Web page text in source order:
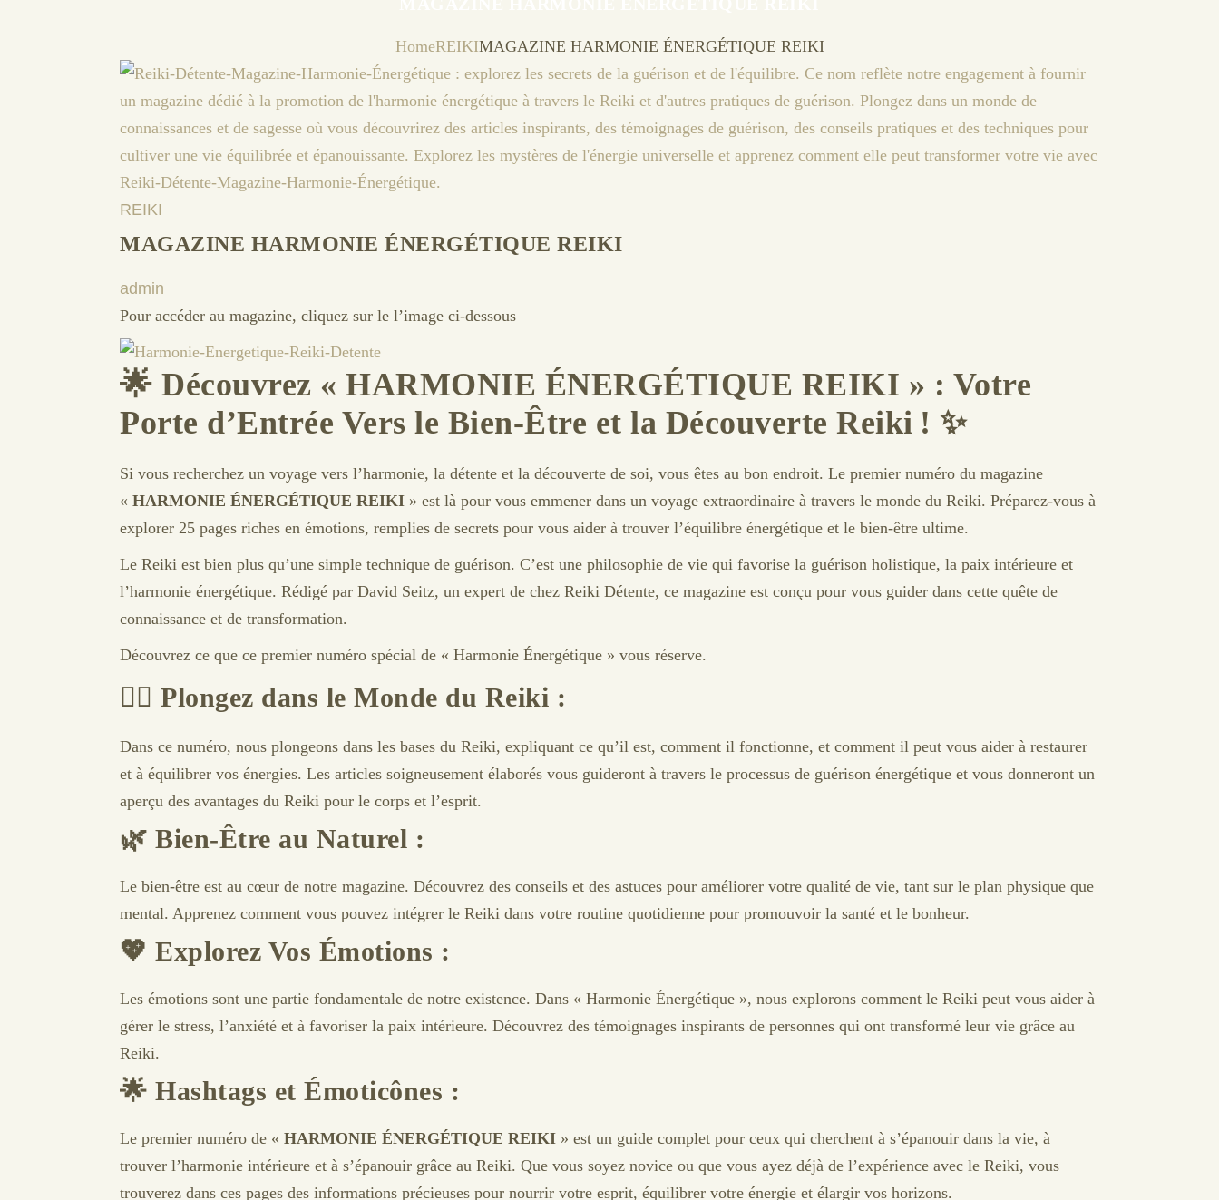
HomeREIKIMAGAZINE HARMONIE ÉNERGÉTIQUE REIKI
REIKI
MAGAZINE HARMONIE ÉNERGÉTIQUE REIKI
admin
Pour accéder au magazine, cliquez sur le l’image ci-dessous
🌟 Découvrez « HARMONIE ÉNERGÉTIQUE REIKI » : Votre
Porte d’Entrée Vers le Bien-Être et la Découverte Reiki ! ✨
Si vous recherchez un voyage vers l’harmonie, la détente et la découverte de soi, vous êtes au bon endroit. Le premier numéro du magazine
« HARMONIE ÉNERGÉTIQUE REIKI » est là pour vous emmener dans un voyage extraordinaire à travers le monde du Reiki. Préparez-vous à
explorer 25 pages riches en émotions, remplies de secrets pour vous aider à trouver l’équilibre énergétique et le bien-être ultime.
Le Reiki est bien plus qu’une simple technique de guérison. C’est une philosophie de vie qui favorise la guérison holistique, la paix intérieure et
l’harmonie énergétique. Rédigé par David Seitz, un expert de chez Reiki Détente, ce magazine est conçu pour vous guider dans cette quête de
connaissance et de transformation.
Découvrez ce que ce premier numéro spécial de « Harmonie Énergétique » vous réserve.
🧘‍♀️ Plongez dans le Monde du Reiki :
Dans ce numéro, nous plongeons dans les bases du Reiki, expliquant ce qu’il est, comment il fonctionne, et comment il peut vous aider à restaurer
et à équilibrer vos énergies. Les articles soigneusement élaborés vous guideront à travers le processus de guérison énergétique et vous donneront un
aperçu des avantages du Reiki pour le corps et l’esprit.
🌿 Bien-Être au Naturel :
Le bien-être est au cœur de notre magazine. Découvrez des conseils et des astuces pour améliorer votre qualité de vie, tant sur le plan physique que
mental. Apprenez comment vous pouvez intégrer le Reiki dans votre routine quotidienne pour promouvoir la santé et le bonheur.
💖 Explorez Vos Émotions :
Les émotions sont une partie fondamentale de notre existence. Dans « Harmonie Énergétique », nous explorons comment le Reiki peut vous aider à
gérer le stress, l’anxiété et à favoriser la paix intérieure. Découvrez des témoignages inspirants de personnes qui ont transformé leur vie grâce au
Reiki.
🌟 Hashtags et Émoticônes :
Le premier numéro de « HARMONIE ÉNERGÉTIQUE REIKI » est un guide complet pour ceux qui cherchent à s’épanouir dans la vie, à
trouver l’harmonie intérieure et à s’épanouir grâce au Reiki. Que vous soyez novice ou que vous ayez déjà de l’expérience avec le Reiki, vous
trouverez dans ces pages des informations précieuses pour nourrir votre esprit, équilibrer votre énergie et élargir vos horizons.